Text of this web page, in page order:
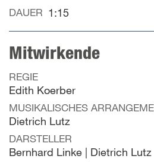
DAUER 1:15
Mitwirkende
REGIE
Edith Koerber
MUSIKALISCHES
Dietrich Lutz
DARSTELLER
Bernhard Linke | Dietrich Lutz